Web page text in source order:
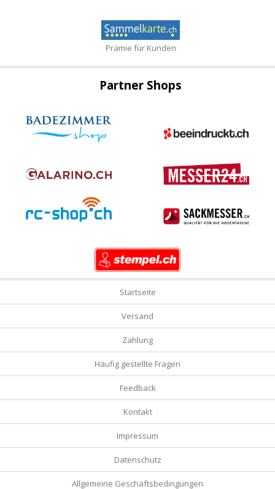
Prämie für Kunden
Partner Shops
Startseite
Versand
Zahlung
Häufig gestellte Fragen
Feedback
Kontakt
Impressum
Datenschutz
Allgemeine Geschäftsbedingungen